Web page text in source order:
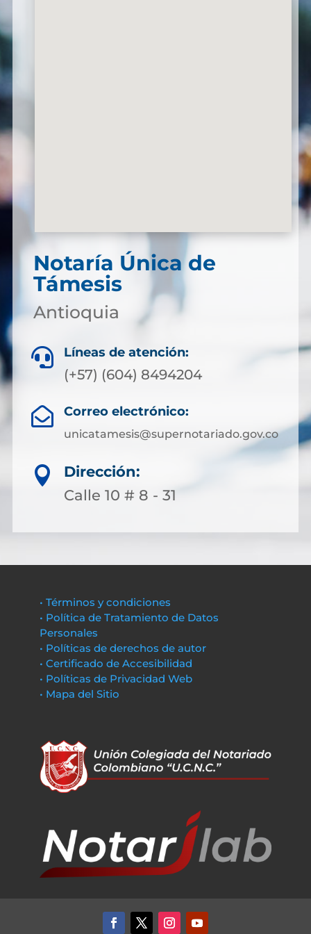
Notaría Única de
Támesis
Antioquia
 Líneas de atención:
(+57) (604) 8494204
 Correo electrónico:
unicatamesis@supernotariado.gov.co

Dirección:
Calle 10 # 8 - 31
• Términos y condiciones
• Política de Tratamiento de Datos
Personales
• Políticas de derechos de autor
• Certificado de Accesibilidad
• Políticas de Privacidad Web
• Mapa del Sitio